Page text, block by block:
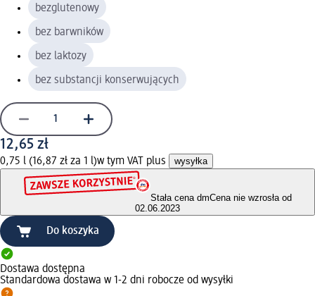
bezglutenowy
bez barwników
bez laktozy
bez substancji konserwujących
12,65 zł
0,75 l (16,87 zł za 1 l)w tym VAT plus wysyłka
Stała cena dmCena nie wzrosła od
02.06.2023
Do koszyka
Dostawa dostępna
Standardowa dostawa w 1-2 dni robocze od wysyłki